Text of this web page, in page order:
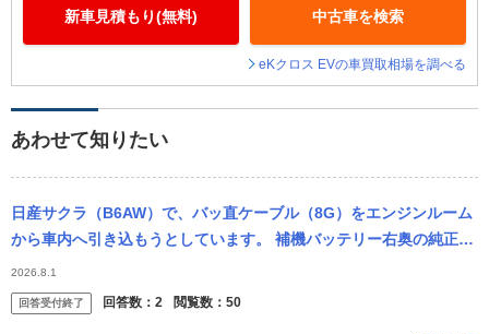
新車見積もり(無料) 中古車を検索
eKクロス EVの車買取相場を調べる
あわせて知りたい
日産サクラ（B6AW）で、バッ直ケーブル（8G）をエンジンルーム
から車内へ引き込もうとしています。 補機バッテリー右奥の純正ハ
ーネス用グロメットを使いたいのですが、車内側ではエアコンユニ
ット（ブ...
2026.8.1
回答受付終了 回答数： 2 閲覧数： 50